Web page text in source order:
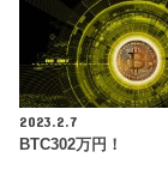
2023.2.7
BTC302万円！